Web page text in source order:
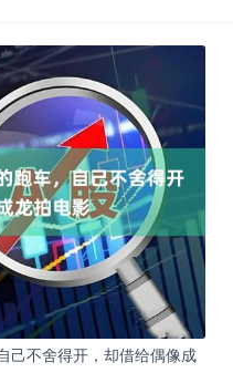
己不舍得开，却借给偶像成